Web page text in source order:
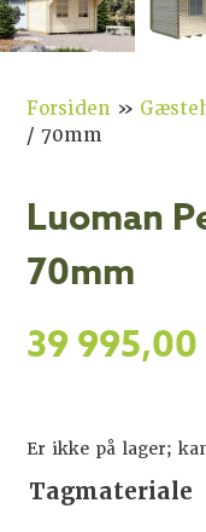
Forsiden »
/ 70mm
Luoman
70mm
39 995,00
Er ikke på lager;
Tagmateriale